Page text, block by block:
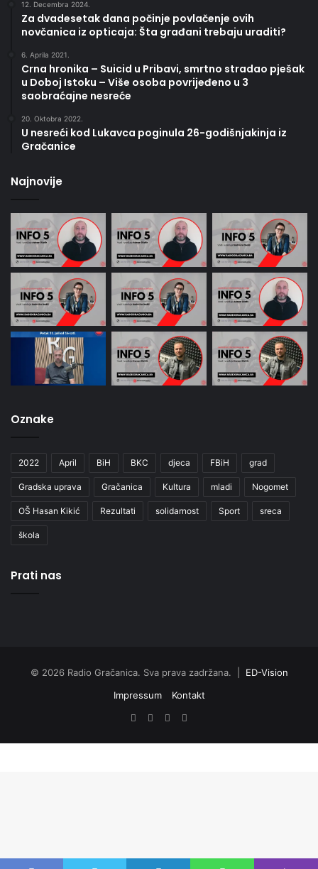
12. Decembra 2024.
Za dvadesetak dana počinje povlačenje ovih
novčanica iz opticaja: Šta građani trebaju uraditi?
6. Aprila 2021.
Crna hronika – Suicid u Pribavi, smrtno stradao pješak
u Doboj Istoku – Više osoba povrijeđeno u 3
saobraćajne nesreće
20. Oktobra 2022.
U nesreći kod Lukavca poginula 26-godišnjakinja iz
Gračanice
Najnovije
Oznake
2022 April BiH BKC djeca FBiH grad
Gradska uprava Gračanica Kultura mladi Nogomet
OŠ Hasan Kikić Rezultati solidarnost Sport sreca
škola
Prati nas
© 2026 Radio Gračanica. Sva prava zadržana. | ED-Vision
Impressum
Kontakt